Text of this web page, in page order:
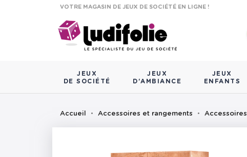
VOTRE MAGASIN DE JEUX DE SOCIÉTÉ EN LIGNE !
JEUX
DE SOCIÉTÉ
JEUX
D'AMBIANCE
JEUX
ENFANTS
Accueil Accessoires et rangements Accessoires